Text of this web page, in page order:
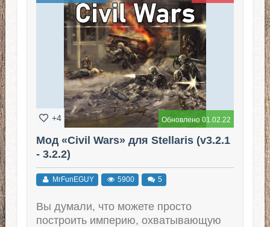
Обновлено 01.02.22
+4
Мод «Civil Wars» для Stellaris (v3.2.1
- 3.2.2)
MrFunEGUY 5900 5
Вы думали, что можете просто
построить империю, охватывающую